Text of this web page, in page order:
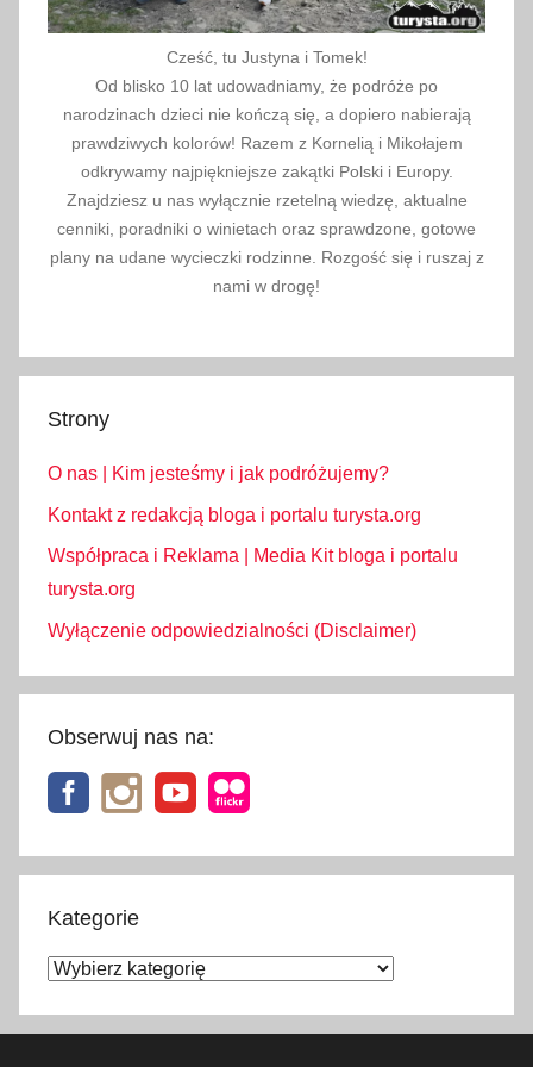
Cześć, tu Justyna i Tomek!
Od blisko 10 lat udowadniamy, że podróże po
narodzinach dzieci nie kończą się, a dopiero nabierają
prawdziwych kolorów! Razem z Kornelią i Mikołajem
odkrywamy najpiękniejsze zakątki Polski i Europy.
Znajdziesz u nas wyłącznie rzetelną wiedzę, aktualne
cenniki, poradniki o winietach oraz sprawdzone, gotowe
plany na udane wycieczki rodzinne. Rozgość się i ruszaj z
nami w drogę!
Strony
O nas | Kim jesteśmy i jak podróżujemy?
Kontakt z redakcją bloga i portalu turysta.org
Współpraca i Reklama | Media Kit bloga i portalu
turysta.org
Wyłączenie odpowiedzialności (Disclaimer)
Obserwuj nas na:
Kategorie
Kategorie